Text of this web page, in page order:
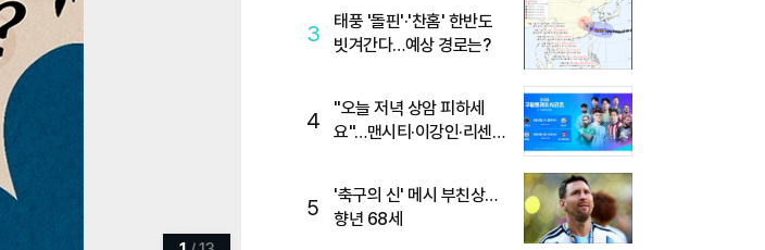
3
태풍 '돌핀'·'찬홈' 한반도
빗겨간다…예상 경로는?
4
"오늘 저녁 상암 피하세
요"…맨시티·이강인·리센느
5
'축구의 신' 메시 부친상…
향년 68세